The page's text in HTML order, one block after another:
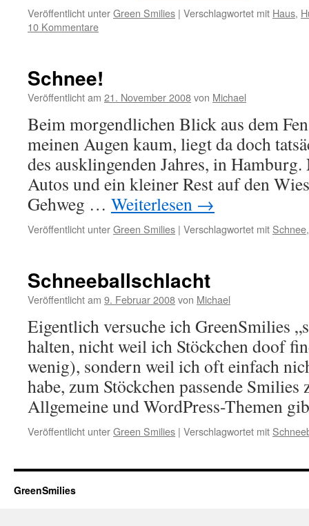
Veröffentlicht unterGreen Smilies | Verschlagwortet mit Haus,
10 Kommentare
Schnee!
Veröffentlicht am 21. November 2008von Michael
Beim morgendlichen Blick aus dem
meinen Augen kaum, liegt da doch
des ausklingenden Jahres, in
Autos und ein kleiner Rest auf den
Gehweg … Weiterlesen →
Veröffentlicht unterGreen Smilies | Verschlagwortet mit Schnee
Schneeballschlacht
Veröffentlicht am 9. Februar 2008von Michael
Eigentlich versuche ich GreenSmilies
halten, nicht weil ich Stöckchen doof
wenig), sondern weil ich oft einfach
habe, zum Stöckchen passende Smilies
Allgemeine und WordPress-Themen
Veröffentlicht unterGreen Smilies | Verschlagwortet mit
GreenSmilies